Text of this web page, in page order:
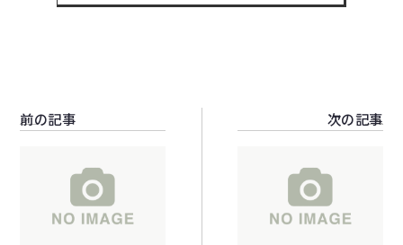
前の記事 次の記事